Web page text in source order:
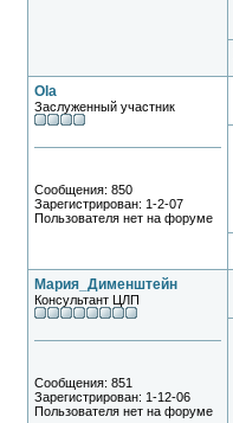
Ola
Заслуженный участник
Сообщения: 850
Зарегистрирован: 1-2-07
Пользователя нет на форуме
Мария_Дименштейн
Консультант ЦЛП
Сообщения: 851
Зарегистрирован: 1-12-06
Пользователя нет на форуме